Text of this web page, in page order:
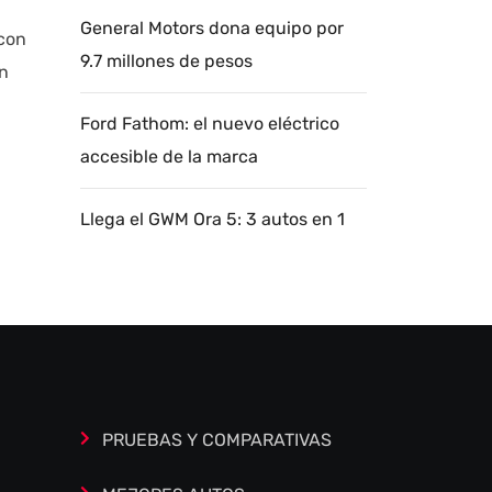
General Motors dona equipo por
9.7 millones de pesos
Ford Fathom: el nuevo eléctrico
accesible de la marca
Llega el GWM Ora 5: 3 autos en 1
PRUEBAS Y COMPARATIVAS
IA en desarrollo. Autoanalítica optimiza